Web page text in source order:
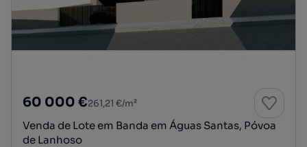
60 000 €261,21 €/m²
Venda de Lote em Banda em Águas Santas, Póvoa
de Lanhoso